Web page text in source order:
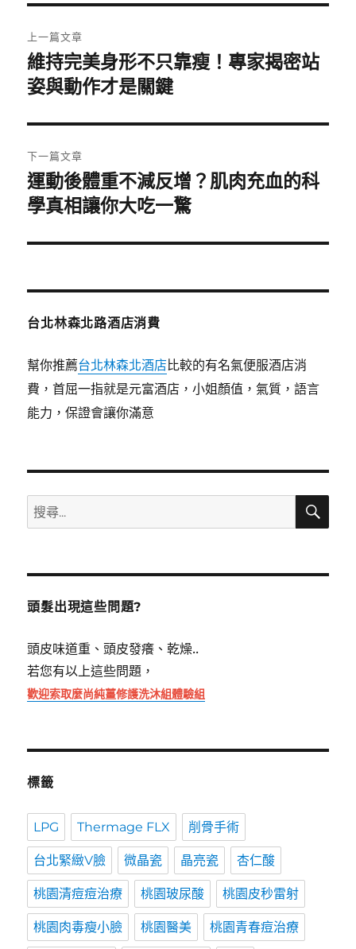
章
導
覽
上一篇文章
上
一
文
章:
維持完美身形不只靠瘦！專家揭密站
姿與動作才是關鍵
下一篇文章
下
一
文
運動後體重不減反增？肌肉充血的科
學真相讓你大吃一驚
台北林森北路酒店消費
幫你推薦台北林森北酒店比較的有名氣便服酒店消
費，首屈一指就是元富酒店，小姐顏值，氣質，語言
能力，保證會讓你滿意
搜
尋
鍵
搜
頭髮出現這些問題?
頭皮味道重、頭皮發癢、乾燥..
若您有以上這些問題，
歡迎索取麼尚純薑修護洗沐組體驗組
標籤
LPG Thermage FLX 削骨手術
台北緊緻V臉 微晶瓷 晶亮瓷 杏仁酸
桃園清痘痘治療 桃園玻尿酸 桃園皮秒雷射
桃園肉毒瘦小臉 桃園醫美 桃園青春痘治療